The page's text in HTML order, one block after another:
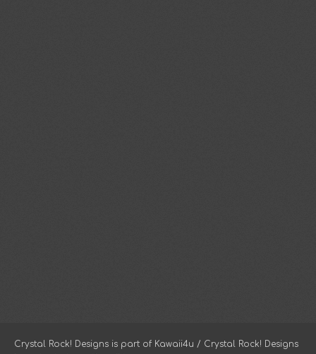
Crystal Rock! Designs is part of Kawaii4u / Crystal Rock! Designs